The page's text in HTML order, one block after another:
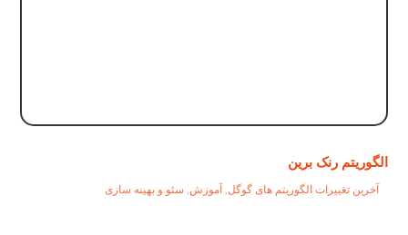
الگوریتم رنک برین
آخرین تغییرات الگوریتم های گوگل ,آموزش سئو و بهینه سازی